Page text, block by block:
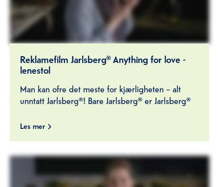
Reklamefilm Jarlsberg® Anything for love -
lenestol
Man kan ofre det meste for kjærligheten – alt
unntatt Jarlsberg®! Bare Jarlsberg® er Jarlsberg®
Les mer